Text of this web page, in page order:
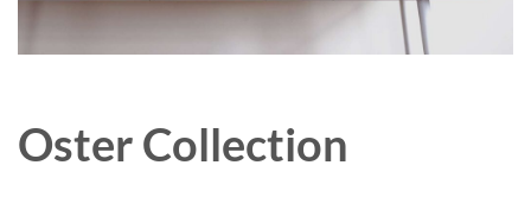
Oster Collection